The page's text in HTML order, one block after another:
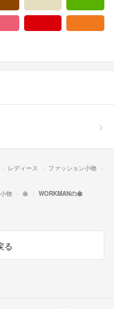
ラー
レディース
ファッション小物
物 傘 WORKMANの傘
る